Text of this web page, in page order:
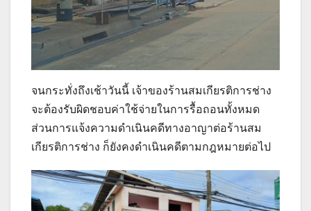
จนกระทั่งถึงเช้าวันนี้ เจ้าของร้านสมเกียรติการช่าง
จะต้องรับผิดชอบค่าใช้จ่ายในการรื้อถอนทั้งหมด
ส่วนการแจ้งความดำเนินคดีทางอาญาต่อร้านสม
เกียรติการช่าง ก็ยังคงดำเนินคดีตามกฎหมายต่อไป